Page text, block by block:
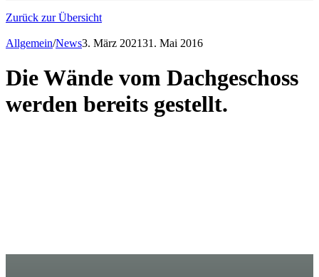
Zurück zur Übersicht
Allgemein/News3. März 202131. Mai 2016
Die Wände vom Dachgeschoss
werden bereits gestellt.